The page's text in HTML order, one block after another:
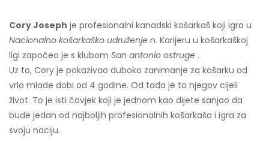
Cory Joseph je profesionalni kanadski košarkaš koji igra u
Nacionalno košarkaško udruženje n. Karijeru u košarkaškoj
ligi započeo je s klubom San antonio ostruge .
Uz to, Cory je pokazivao duboko zanimanje za košarku od
vrlo mlade dobi od 4 godine. Od tada je to njegov cijeli
život. To je isti čovjek koji je jednom kao dijete sanjao da
bude jedan od najboljih profesionalnih košarkaša i igra za
svoju naciju.